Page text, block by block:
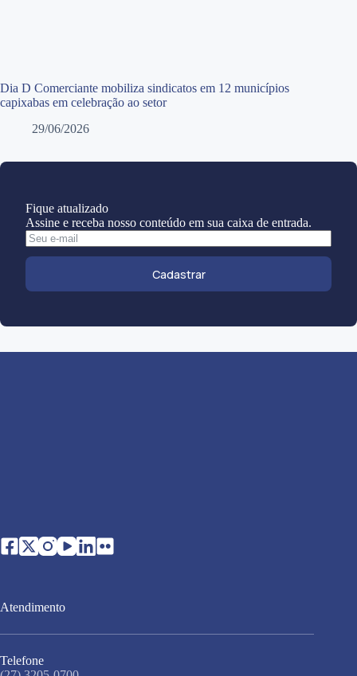
Dia D Comerciante mobiliza sindicatos em 12 municípios
capixabas em celebração ao setor
29/06/2026
Fique atualizado
Assine e receba nosso conteúdo em sua caixa de entrada.
Cadastrar
Atendimento
Telefone